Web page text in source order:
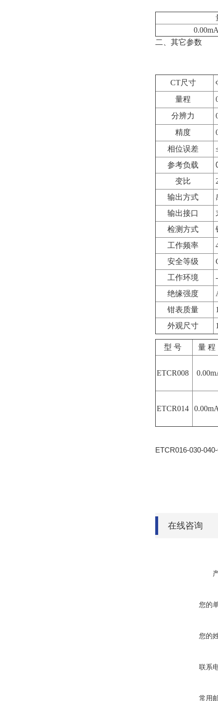
二、其它参数
CT尺寸
量程
分辨力
精度
相位误差
参考负载
变比
输出方式
输出接口
检测方式
工作频率
安全等级
工作环境
绝缘强度
钳表质量
外观尺寸
型 号 量 程
ETCR008
ETCR014
ETCR016-030-
在线咨询
您的
您的
联系
常用